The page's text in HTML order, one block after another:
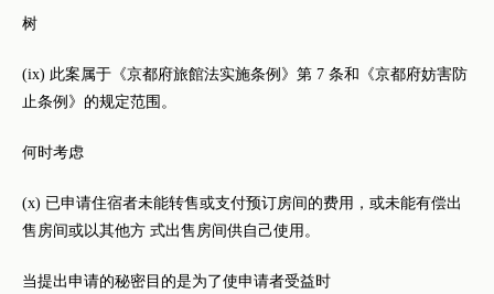
树
(ix) 此案属于《京都府旅館法实施条例》第 7 条和《京都府妨害防
止条例》的规定范围。
何时考虑
(x) 已申请住宿者未能转售或支付预订房间的费用，或未能有偿出
售房间或以其他方 式出售房间供自己使用。
当提出申请的秘密目的是为了使申请者受益时